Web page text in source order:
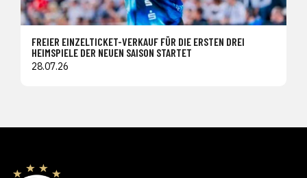
FREIER EINZELTICKET-VERKAUF FÜR DIE ERSTEN DREI
HEIMSPIELE DER NEUEN SAISON STARTET
28.07.26